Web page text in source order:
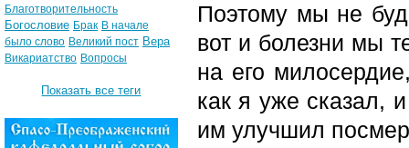
Поэтому мы не
вот и болезни мы
на его
как я уже сказал,
им улучшил
Благотворительность
Богословие Брак В начале
было слово Великий пост Вера
Викариатство Вопросы
Показать все теги